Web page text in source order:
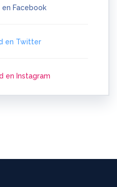
Facebook
en Twitter
en Instagram